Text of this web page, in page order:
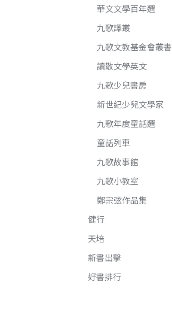
華文文學百年選
九歌譯叢
九歌文教基金會叢書
讀散文學英文
九歌少兒書房
新世紀少兒文學家
九歌年度童話選
童話列車
九歌故事館
九歌小教室
鄭宗弦作品集
健行
天培
新書出擊
好書排行